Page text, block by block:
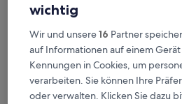
Race & Rest Apartments
Race & Rest Apartments
3.0-
Sterne-
Unterkunft
Baar
9.4
von
10,
9,4/10 Außergewöhnlich (3
wichtig
Wir und unsere16 Partner
auf Informationen auf einem
Kennungen in Cookies, um
verarbeiten. Sie können Ihre
oder verwalten. Klicken Sie dazu